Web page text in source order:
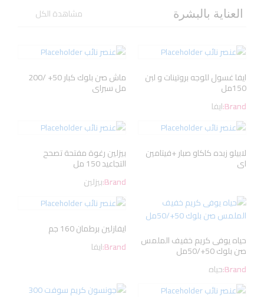
العناية بالبشرة مشاهدة الكل
ايفا غسول للوجه بروتينات و لبن
150مل
Brand:ايفا
ماش صن بلوك كبار 50+ /200
مل سبراى
لابيلو زبده كاكاو صبار +فيتامين
اى
بيزلين رغوة مفتحة تصحح
التجاعيد 150 مل
Brand:بيزلين
حياه يوفى كريم خفيف الملمس
صن بلوك 50+/50مل
Brand:حياه
ايفازلين برطمان 160 جم
Brand:ايفا